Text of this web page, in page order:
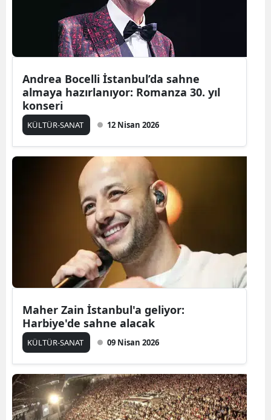
Yozgat
Zonguldak
Aksaray
Bayburt
Karaman
Kırıkkale
Batman
Şırnak
Bartın
Ardahan
Iğdır
Karabük
Kilis
Düzce
Andrea Bocelli İstanbul’da sahne
almaya hazırlanıyor: Romanza 30. yıl
konseri
KÜLTÜR-SANAT 12 Nisan 2026
Maher Zain İstanbul'a geliyor:
Harbiye'de sahne alacak
KÜLTÜR-SANAT 09 Nisan 2026